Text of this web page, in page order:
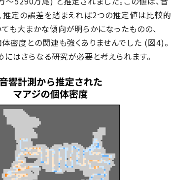
推定の誤差を踏まえれば2つの推定値は比較的
も大まかな傾向が明らかになったものの、
密度との関連も強くありませんでした (図4)。
はさらなる研究が必要と考えられます。